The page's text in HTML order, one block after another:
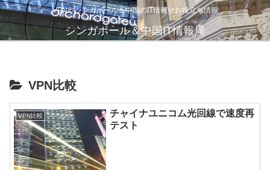
VPNやシンガポール＆中国のIT情報やお役立ち情報
シンガポール＆中国IT情報局
VPN比較
VPN比較
チャイナユニコム光回線で速度再
テスト